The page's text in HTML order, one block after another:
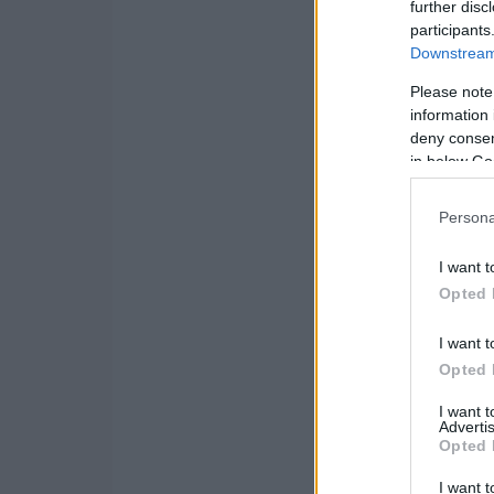
further
Please
information
deny
in below
I want
Opted
I want
Opted
I want
Opted
I want